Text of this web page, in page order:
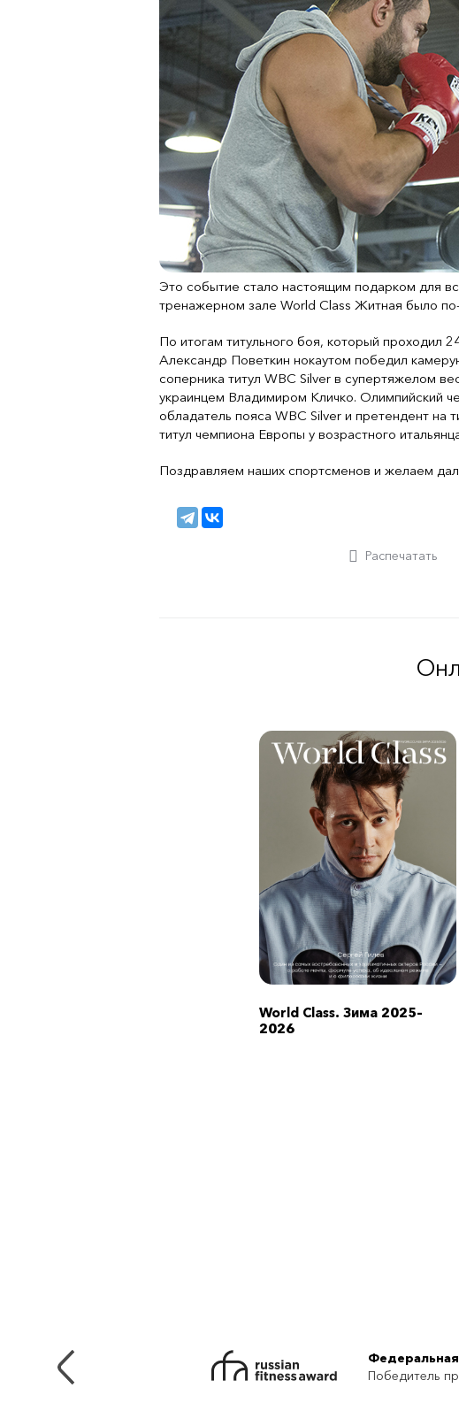
Это событие стало настоящим подарком для
тренажерном зале World Class Житная было
По итогам титульного боя, который проходил
Александр Поветкин нокаутом победил
соперника титул WBC Silver в супертяжелом
украинцем Владимиром Кличко. Олимпийский
обладатель пояса WBC Silver и претендент на
титул чемпиона Европы у возрастного
Поздравляем наших спортсменов и желаем
Распечатать
World Class. Зима 2025–
2026
Победитель